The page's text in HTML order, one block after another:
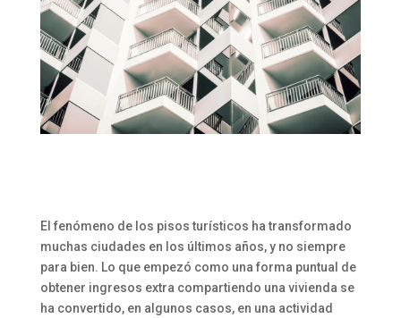
El fenómeno de los pisos turísticos ha transformado
muchas ciudades en los últimos años, y no siempre
para bien. Lo que empezó como una forma puntual de
obtener ingresos extra compartiendo una vivienda se
ha convertido, en algunos casos, en una actividad